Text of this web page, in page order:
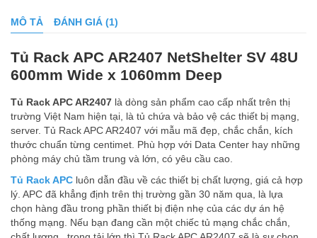
MÔ TẢ ĐÁNH GIÁ (1)
Tủ Rack APC AR2407 NetShelter SV 48U
600mm Wide x 1060mm Deep
Tủ Rack APC AR2407 là dòng sản phẩm cao cấp nhất trên thị
trường Việt Nam hiện tại, là tủ chứa và bảo vệ các thiết bị mạng,
server. Tủ Rack APC AR2407 với mẫu mã đẹp, chắc chắn, kích
thước chuẩn từng centimet. Phù hợp với Data Center hay những
phòng máy chủ tầm trung và lớn, có yêu cầu cao.
Tủ Rack APC luôn dẫn đầu về các thiết bị chất lượng, giá cả hợp
lý. APC đã khẳng định trên thị trường gần 30 năm qua, là lựa
chọn hàng đầu trong phần thiết bị điện nhẹ của các dự án hệ
thống mạng. Nếu bạn đang cần một chiếc tủ mạng chắc chắn,